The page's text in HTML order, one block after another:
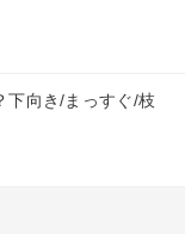
下向き/まっすぐ/枝